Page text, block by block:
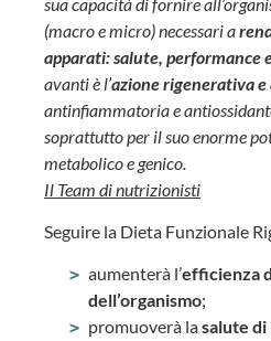
(macro e micro) necessari a
apparati: salute, performance
avanti è l’azione rigenerativae
antinfiammatoria e
soprattutto per il suo enorme
metabolico e genico.
Il Team di nutrizionisti
Seguire la Dieta Funzionale
aumenterà l’efficienza
dell’organismo;
promuoverà lasalute